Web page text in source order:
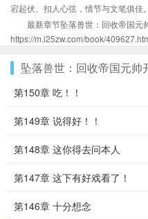
宕起伏、扣人心弦，情节与文笔俱佳。
最新章节坠落兽世：回收帝国元
https://m.i25zw.com/book/
坠落兽世：回收帝国元帅
第150章 吃！！
第149章 说得好！！
第148章 这你得去问本人
第147章 这下有好戏看了！
第146章 十分想念